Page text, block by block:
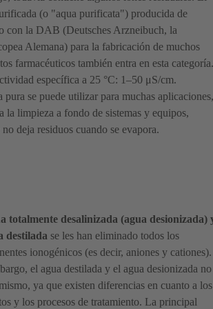
(o "aqua purificata") producida de
con la DAB (Deutsches Arzneibuch, la
Alemana) para la fabricación de muchos
farmacéuticos también entra en esta categoría.
específica a 25 °C: 1–50 μS/cm.
pura se puede utilizar para muchas aplicaciones,
la limpieza a fondo de sistemas y equipos,
no deja residuos cuando se evapora.
totalmente desalinizada (agua desionizada)
destilada se les han eliminado todos los
ionogénicos (es decir, aniones y cationes).
el agua destilada y el agua desionizada no
ya que existen diferencias en cuanto a los
y los procesos de tratamiento. La principal